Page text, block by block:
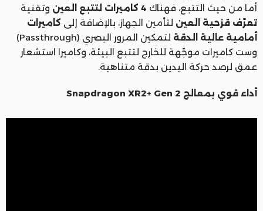
أما من حيث التتبع، فهناك 4 كاميرات لتتبع العين
وتقنية
تعرّف قزحية العين لتأمين الجهاز، بالإضافة إلى كاميرات
أمامية عالية الدقة
لتمكين المرور البصري (Passthrough)
وست كاميرات موجّهة للخارج لتتبع البيئة، وكاميرا استشعار
عمق لرصد حركة اليدين بدقة متناهية.
أداء قوي بمعالج Snapdragon XR2+ Gen 2